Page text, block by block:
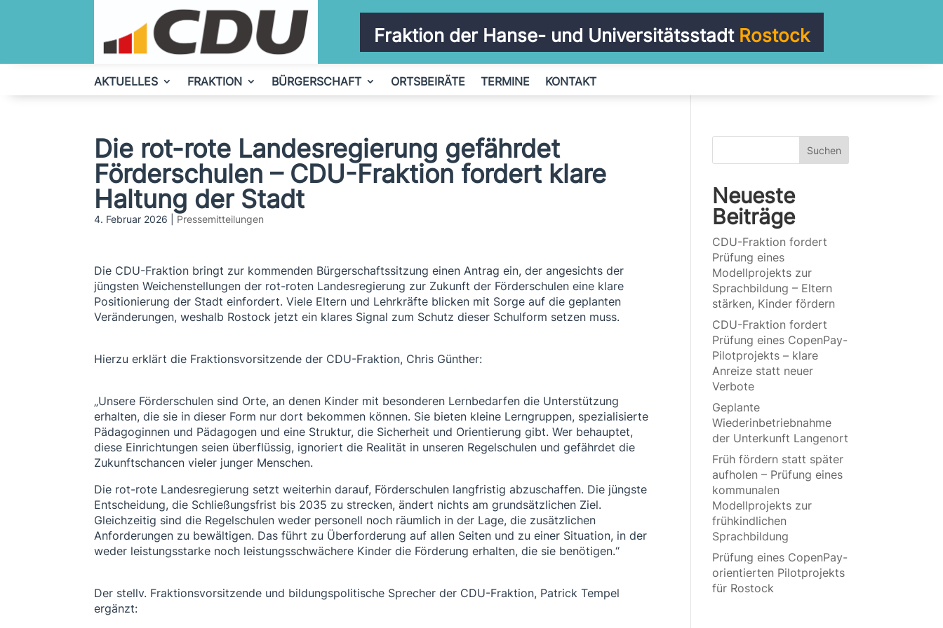
Fraktion der Hanse- und Universitätsstadt Rostock
AKTUELLES FRAKTION BÜRGERSCHAFT ORTSBEIRÄTE TERMINE KONTAKT
Die rot-rote Landesregierung gefährdet
Förderschulen – CDU-Fraktion fordert klare
Haltung der Stadt
4. Februar 2026 Pressemitteilungen
Die CDU-Fraktion bringt zur kommenden Bürgerschaftssitzung einen Antrag ein, der angesichts der
jüngsten Weichenstellungen der rot-roten Landesregierung zur Zukunft der Förderschulen eine klare
Positionierung der Stadt einfordert. Viele Eltern und Lehrkräfte blicken mit Sorge auf die geplanten
Veränderungen, weshalb Rostock jetzt ein klares Signal zum Schutz dieser Schulform setzen muss.
Hierzu erklärt die Fraktionsvorsitzende der CDU-Fraktion, Chris Günther:
„Unsere Förderschulen sind Orte, an denen Kinder mit besonderen Lernbedarfen die Unterstützung
erhalten, die sie in dieser Form nur dort bekommen können. Sie bieten kleine Lerngruppen, spezialisierte
Pädagoginnen und Pädagogen und eine Struktur, die Sicherheit und Orientierung gibt. Wer behauptet,
diese Einrichtungen seien überflüssig, ignoriert die Realität in unseren Regelschulen und gefährdet die
Zukunftschancen vieler junger Menschen.
Die rot-rote Landesregierung setzt weiterhin darauf, Förderschulen langfristig abzuschaffen. Die jüngste
Entscheidung, die Schließungsfrist bis 2035 zu strecken, ändert nichts am grundsätzlichen Ziel.
Gleichzeitig sind die Regelschulen weder personell noch räumlich in der Lage, die zusätzlichen
Anforderungen zu bewältigen. Das führt zu Überforderung auf allen Seiten und zu einer Situation, in der
weder leistungsstarke noch leistungsschwächere Kinder die Förderung erhalten, die sie benötigen.“
Der stellv. Fraktionsvorsitzende und bildungspolitische Sprecher der CDU-Fraktion, Patrick Tempel
ergänzt:
Suchen
Neueste
Beiträge
CDU-Fraktion fordert
Prüfung eines
Modellprojekts zur
Sprachbildung – Eltern
stärken, Kinder fördern
CDU-Fraktion fordert
Prüfung eines CopenPay-
Pilotprojekts – klare
Anreize statt neuer
Verbote
Geplante
Wiederinbetriebnahme
der Unterkunft Langenort
Früh fördern statt später
aufholen – Prüfung eines
kommunalen
Modellprojekts zur
frühkindlichen
Sprachbildung
Prüfung eines CopenPay-
orientierten Pilotprojekts
für Rostock